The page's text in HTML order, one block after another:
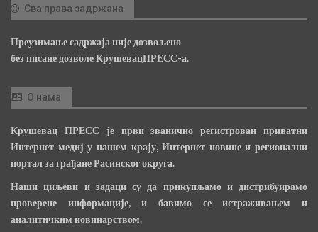
Сва права задржана
Преузимање садржаја није дозвољено
без писане дозволе КрушевацПРЕСС-а.
О нама
Крушевац ПРЕСС је први званично регистрован приватни
Интернет медиј у нашем крају, Интернет новине и регионални
портал за грађане Расинског округа.
Наши циљеви и задаци су да прикупљамо и дистрибуирамо
проверене информације, и бавимо се истраживањем и
аналитичким новинарством.